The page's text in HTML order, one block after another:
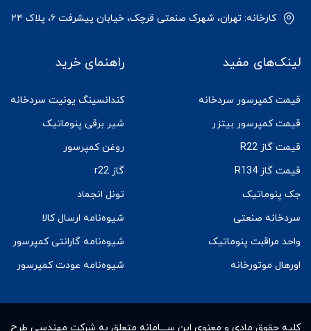
کارخانه: تهران، شهرک صنعتی قرچک، خیابان پیشرفت ۶، پلاک ۲۴
لینک‌های مفید
قیمت کمپرسور سردخانه
قیمت کمپرسور بیتزر
قیمت گاز R22
قیمت گاز R134
جک پنوماتیک
سردخانه صنعتی
واحد مراقبت پنوماتیک
اورهال موتورخانه
راهنمای خرید
کندانسینگ یونیت سردخانه
شیر برقی پنوماتیک
روغن کمپرسور
گاز r22
تونل انجماد
شیوه‌نامه ارسال کالا
شیوه‌نامه گارانتی کمپرسور
شیوه‌نامه عودت کمپرسور
کلیه حقوق مادى و معنوى این ســـامانه متعلق به شرکت مهندسی طرح